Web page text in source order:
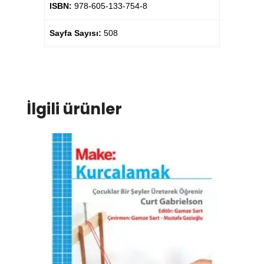
ISBN: 978-605-133-754-8
Sayfa Sayısı: 508
İlgili ürünler